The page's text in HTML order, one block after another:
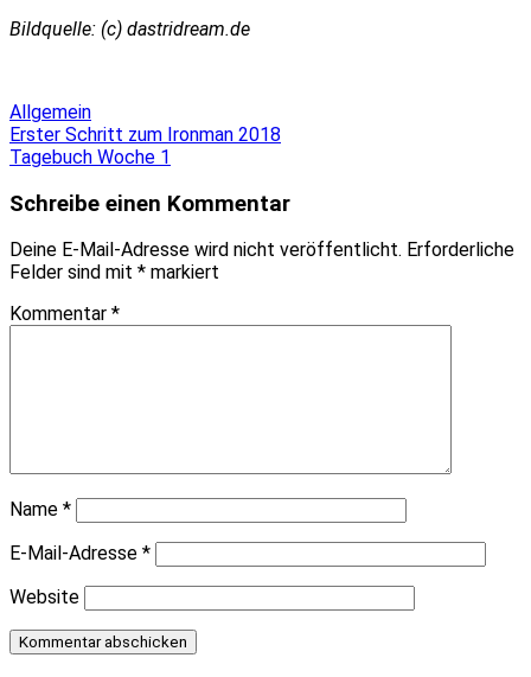
Bildquelle: (c) dastridream.de
Allgemein
Beitragsnavigation
Erster Schritt zum Ironman 2018
Tagebuch Woche 1
Schreibe einen Kommentar
Deine E-Mail-Adresse wird nicht veröffentlicht. Erforderliche
Felder sind mit * markiert
Kommentar *
Name *
E-Mail-Adresse *
Website